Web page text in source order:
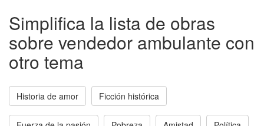
Simplifica la lista de obras
sobre vendedor ambulante con
otro tema
Historia de amor Ficción histórica